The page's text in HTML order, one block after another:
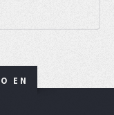
EN